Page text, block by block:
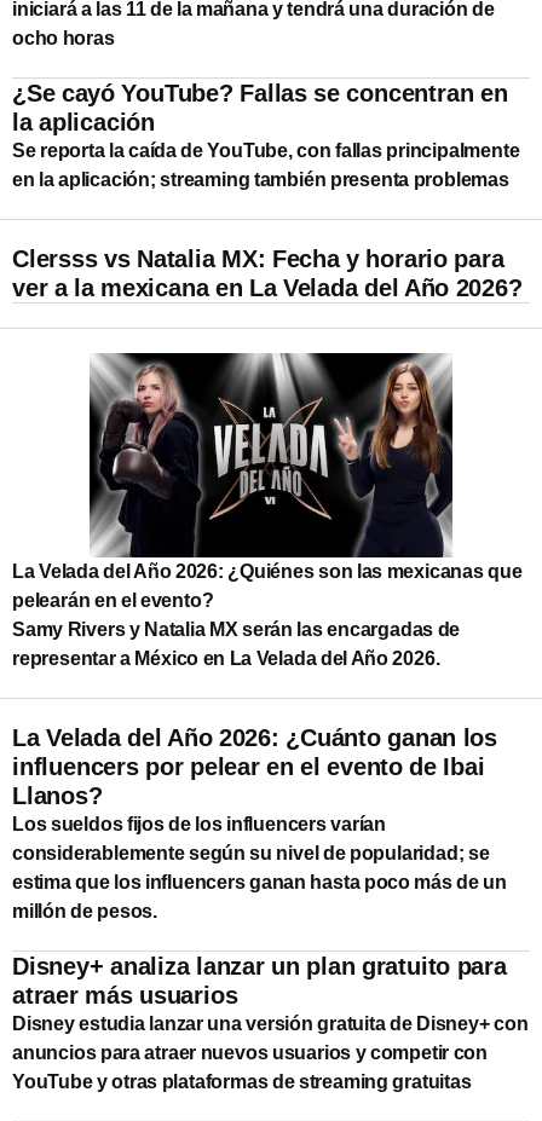
iniciará a las 11 de la mañana y tendrá una duración de
ocho horas
¿Se cayó YouTube? Fallas se concentran en
la aplicación
Se reporta la caída de YouTube, con fallas principalmente
en la aplicación; streaming también presenta problemas
Clersss vs Natalia MX: Fecha y horario para
ver a la mexicana en La Velada del Año 2026?
La Velada del Año 2026: ¿Quiénes son las mexicanas que
pelearán en el evento?
Samy Rivers y Natalia MX serán las encargadas de
representar a México en La Velada del Año 2026.
La Velada del Año 2026: ¿Cuánto ganan los
influencers por pelear en el evento de Ibai
Llanos?
Los sueldos fijos de los influencers varían
considerablemente según su nivel de popularidad; se
estima que los influencers ganan hasta poco más de un
millón de pesos.
Disney+ analiza lanzar un plan gratuito para
atraer más usuarios
Disney estudia lanzar una versión gratuita de Disney+ con
anuncios para atraer nuevos usuarios y competir con
YouTube y otras plataformas de streaming gratuitas